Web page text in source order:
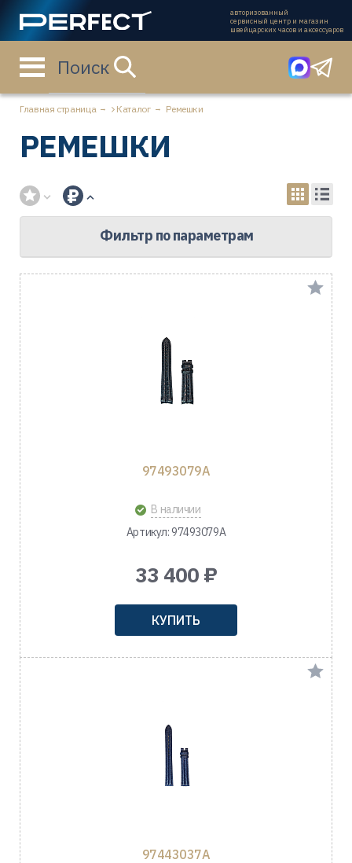
авторизованный
сервисный центр и магазин
швейцарских часов и аксессуаров
Поиск
Главная страница Каталог Ремешки
РЕМЕШКИ
Фильтр по параметрам
97493079A
В наличии
Артикул: 97493079A
33 400 ₽
КУПИТЬ
97443037A